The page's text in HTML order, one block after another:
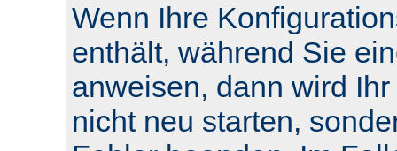
Wenn Ihre
enthält, während Sie
anweisen, dann wird
nicht neu starten,